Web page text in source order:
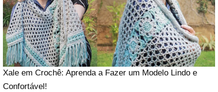
Xale em Crochê: Aprenda a Fazer um Modelo Lindo e
Confortável!